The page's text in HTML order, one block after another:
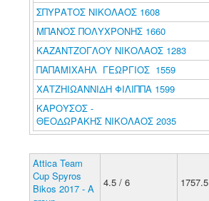
ΣΠΥΡΑΤΟΣ ΝΙΚΟΛΑΟΣ 1608
ΜΠΑΝΟΣ ΠΟΛΥΧΡΟΝΗΣ 1660
ΚΑΖΑΝΤΖΟΓΛΟΥ ΝΙΚΟΛΑΟΣ 1283
ΠΑΠΑΜΙΧΑΗΛ ΓΕΩΡΓΙΟΣ 1559
ΧΑΤΖΗΙΩΑΝΝΙΔΗ ΦΙΛΙΠΠΑ 1599
ΚΑΡΟΥΣΟΣ -
ΘΕΟΔΩΡΑΚΗΣ ΝΙΚΟΛΑΟΣ 2035
Attica Team
Cup Spyros
Bikos 2017 - A
4.5 / 6 1757.5